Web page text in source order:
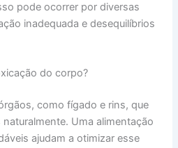
pode ocorrer por diversas
inadequada e desequilíbrios
do corpo?
como fígado e rins, que
Uma alimentação
ajudam a otimizar esse